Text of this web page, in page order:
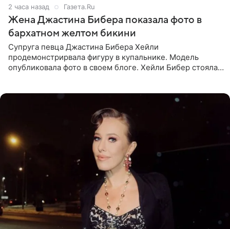
2 часа назад Газета.Ru
Жена Джастина Бибера показала фото в
бархатном желтом бикини
Супруга певца Джастина Бибера Хейли
продемонстрирвала фигуру в купальнике. Модель
опубликовала фото в своем блоге. Хейли Бибер стояла